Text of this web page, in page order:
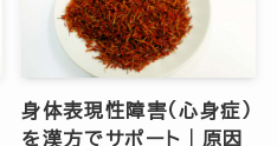
身体表現性障害（心身症）
を漢方でサポート｜原因